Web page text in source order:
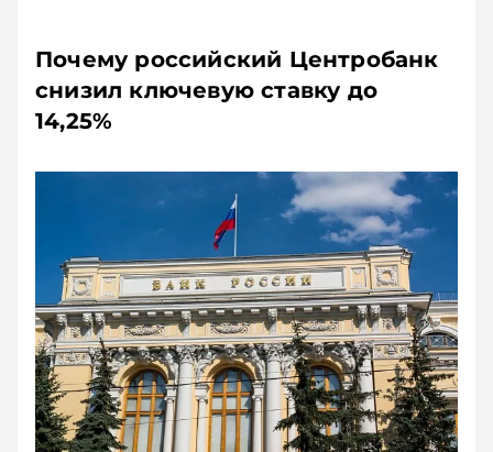
Почему российский Центробанк
снизил ключевую ставку до
14,25%